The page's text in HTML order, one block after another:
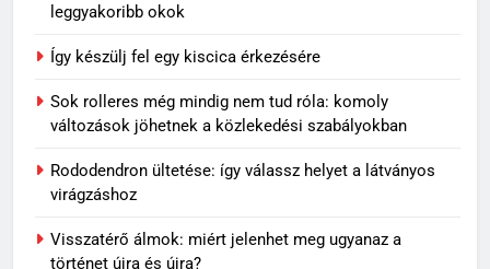
leggyakoribb okok
Így készülj fel egy kiscica érkezésére
Sok rolleres még mindig nem tud róla: komoly
változások jöhetnek a közlekedési szabályokban
Rododendron ültetése: így válassz helyet a látványos
virágzáshoz
Visszatérő álmok: miért jelenhet meg ugyanaz a
történet újra és újra?